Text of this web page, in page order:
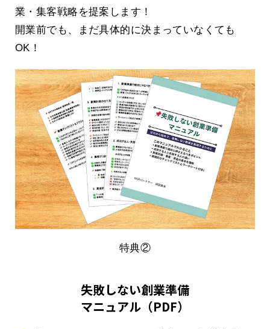
業・集客戦略を提案します！
開業前でも、まだ具体的に決まっていなくても
OK！
特典②
失敗しない創業準備
マニュアル（PDF）